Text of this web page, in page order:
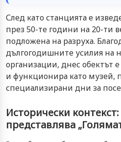
След като станцията е
през 50-те години на 20-ти
подложена на разруха.
дългогодишните усилия на
организации, днес обектът
и функционира като музей,
специализирани дни за
Исторически
представлява